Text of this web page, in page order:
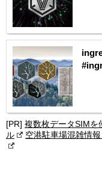
[PR] 複数枚データSIMを
ル
空港駐車場混雑情